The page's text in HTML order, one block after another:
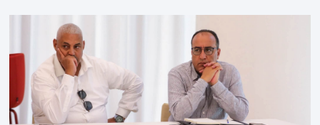
ولم تخل هذه الدورة من مؤشرات إيجابية على مستوى تنوعالمشاركة،
وتبرز هذه الأرقام الحجم الكبير الذي باتت تعرفه تظاهرةالتبوريدة
ومن المرتقب أن تعرف فعاليات الموسم إقبالا جماهيريا
واسعا،في ظل الشغف الكبير الذي يحظى به فن التبوريدة، باعتبارهأحد